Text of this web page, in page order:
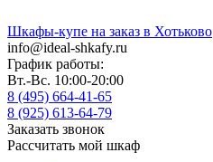
Шкафы-купе на заказ в Хотьково
info@ideal-shkafy.ru
График работы:
Вт.-Вс. 10:00-20:00
8 (495) 664-41-65
8 (925) 613-64-79
Заказать звонок
Рассчитать мой шкаф